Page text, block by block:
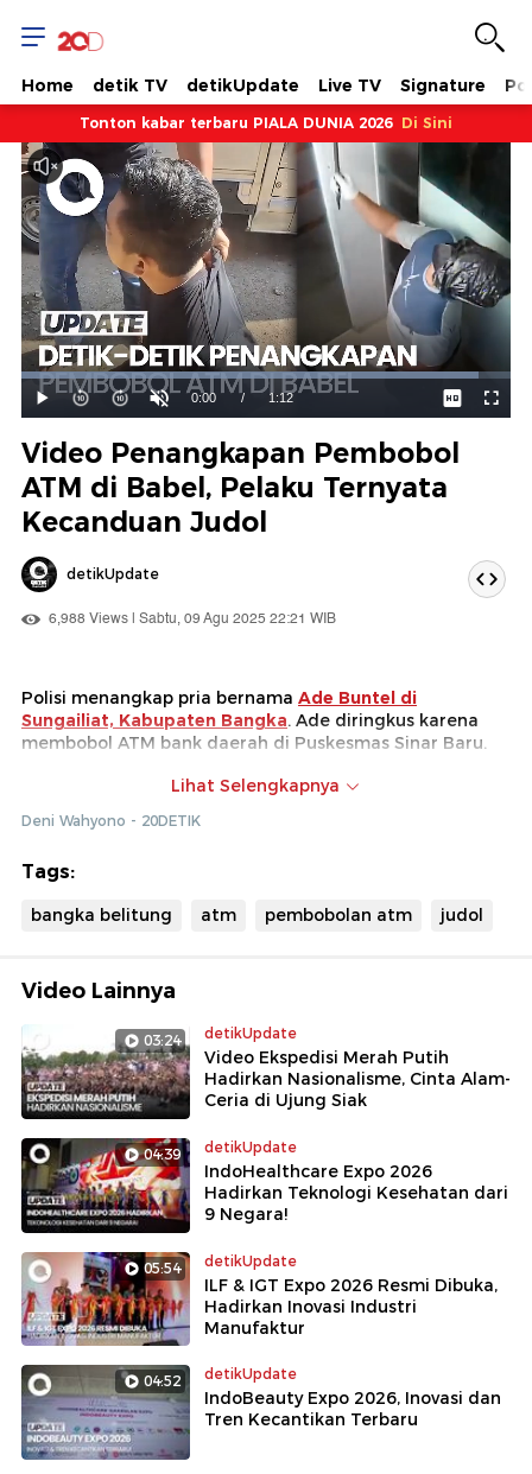
Home detik TV detikUpdate Live TV Signature
Tonton kabar terbaru PIALA DUNIA 2026 Di Sini
Mainkan
Suara
Hidup
Waktu
ini
0:00 / Durasi
1:12
Dimuat:
93.51%
Video Penangkapan Pembobol
ATM di Babel, Pelaku Ternyata
Kecanduan Judol
detikUpdate
6,988 Views | Sabtu, 09 Agu 2025 22:21 WIB
Polisi menangkap pria bernama Ade Buntel di
Sungailiat, Kabupaten Bangka. Ade diringkus karena
membobol ATM bank daerah di Puskesmas Sinar Baru.
Polisi menciduk Ade saat mengendarai mobil untuk
aksi pembobolan ATM ini dipicu pelaku yang terlilit
Lihat Selengkapnya
Deni Wahyono - 20DETIK
Tags:
bangka belitung atm pembobolan atm judol
Video Lainnya
03:24 detikUpdate
Video Ekspedisi Merah Putih
Hadirkan Nasionalisme, Cinta Alam-
Ceria di Ujung Siak
04:39 detikUpdate
IndoHealthcare Expo 2026
Hadirkan Teknologi Kesehatan dari
9 Negara!
05:54 detikUpdate
ILF & IGT Expo 2026 Resmi Dibuka,
Hadirkan Inovasi Industri
Manufaktur
04:52 detikUpdate
IndoBeauty Expo 2026, Inovasi dan
Tren Kecantikan Terbaru